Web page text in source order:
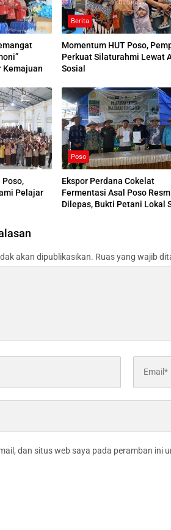
Kemajuan
Berita
Momentum HUT Poso,
Perkuat Silaturahmi Lewat
Sosial
Poso,
Pelajar
Poso
Ekspor Perdana Cokelat
Fermentasi Asal Poso
Dilepas, Bukti Petani Lokal
akan dipublikasikan. Ruas yang wajib
dan situs web saya pada peramban ini